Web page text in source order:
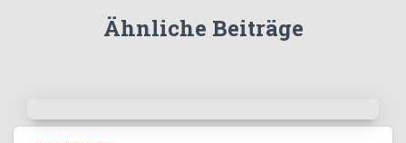
Ähnliche Beiträge